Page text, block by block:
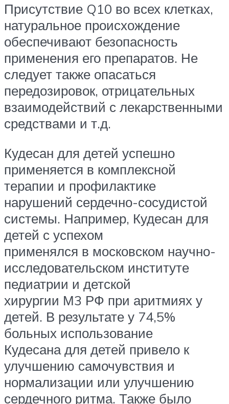
Присутствие Q10 во всех клетках,
натуральное происхождение
обеспечивают безопасность
применения его препаратов. Не
следует также опасаться
передозировок, отрицательных
взаимодействий с лекарственными
средствами и т.д.
Кудесан для детей успешно
применяется в комплексной
терапии и профилактике
нарушений сердечно-сосудистой
системы. Например, Кудесан для
детей с успехом
применялся в московском научно-
исследовательском институте
педиатрии и детской
хирургии М3 РФ при аритмиях у
детей. В результате у 74,5%
больных использование
Кудесана для детей привело к
улучшению самочувствия и
нормализации или улучшению
сердечного ритма. Также было